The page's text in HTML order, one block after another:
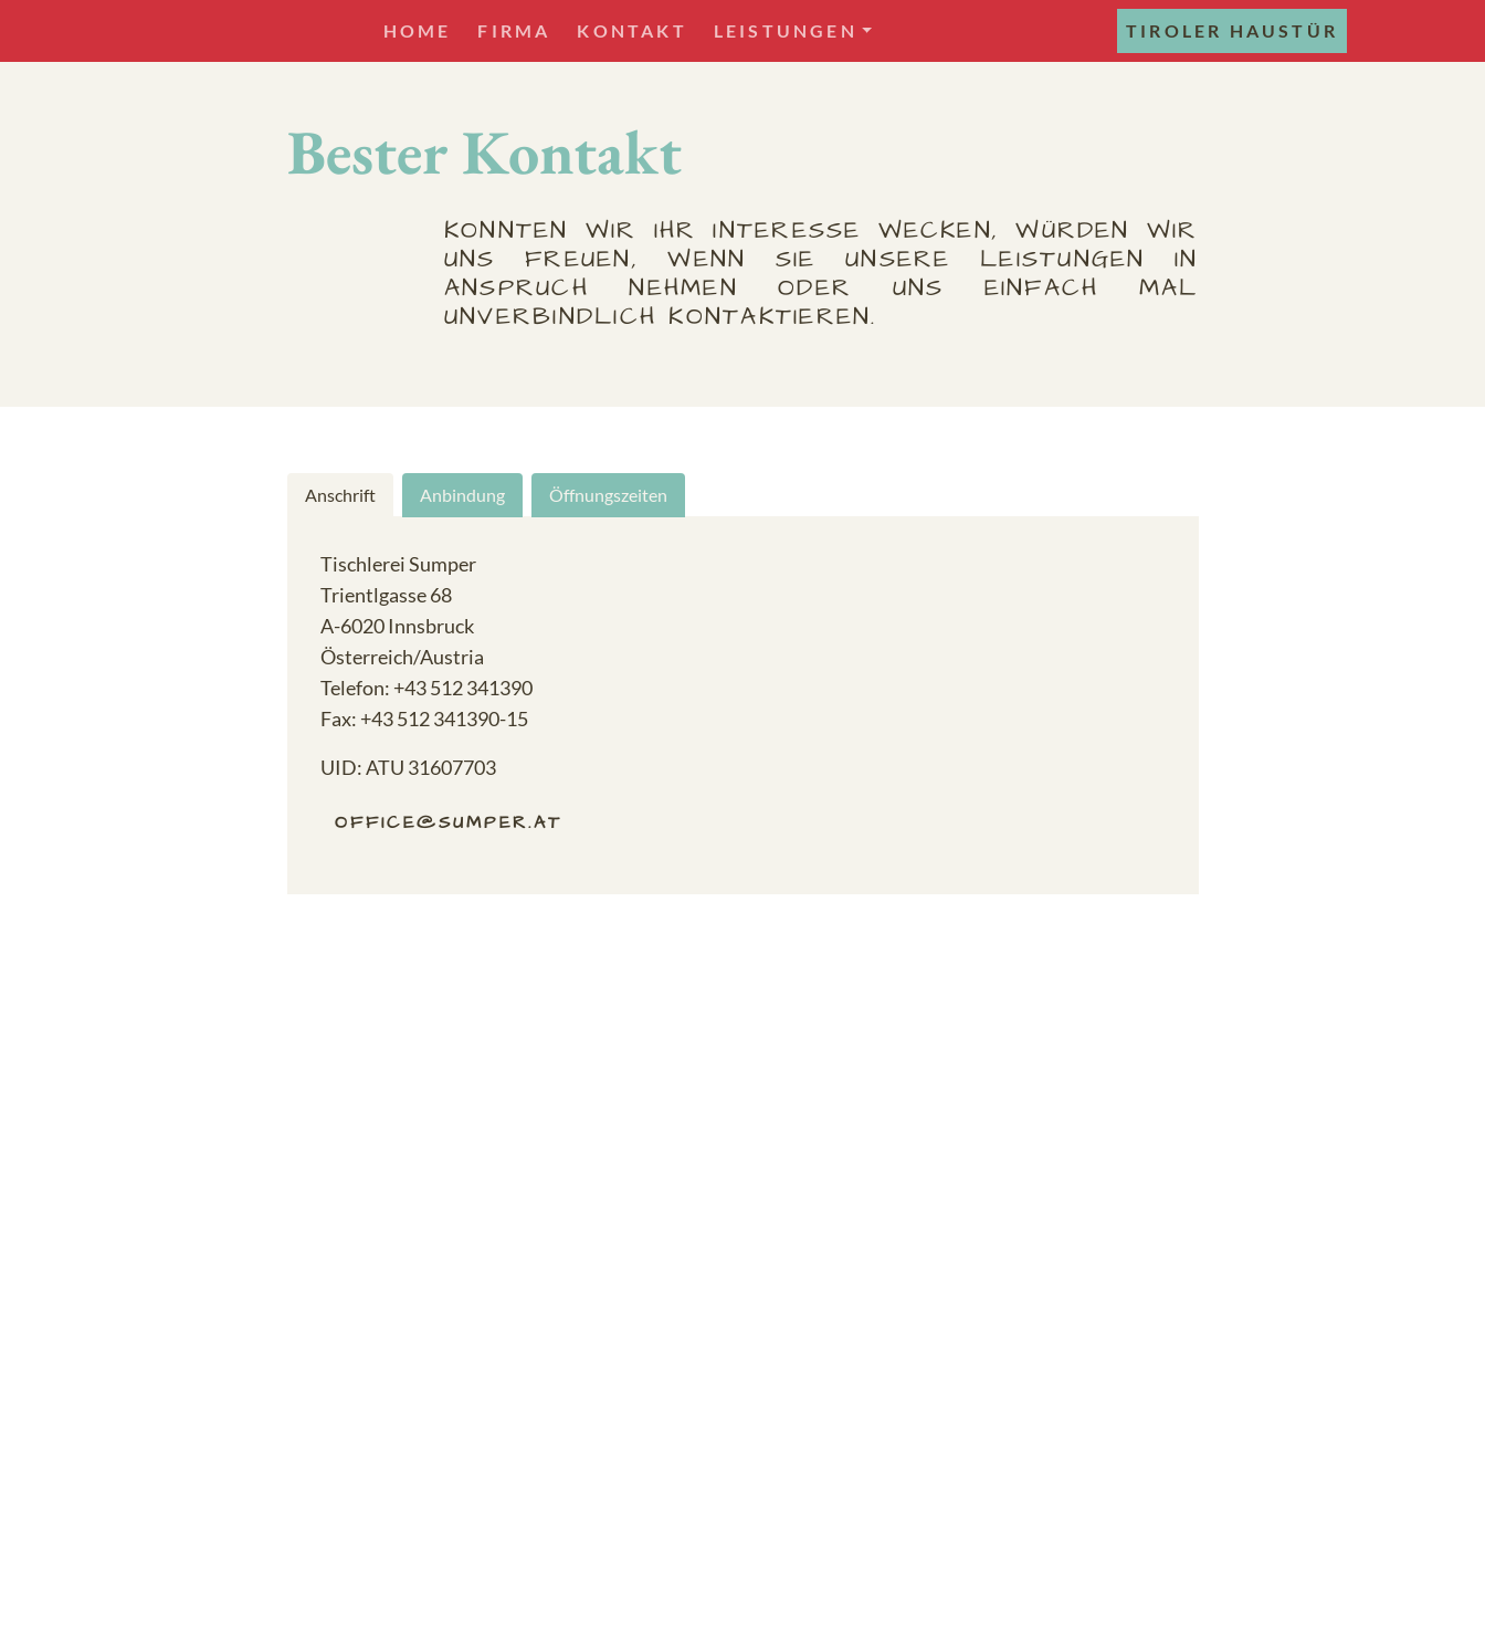
HOME FIRMA KONTAKT LEISTUNGEN TIROLER HAUSTÜR
Bester Kontakt
KONNTEN WIR IHR INTERESSE WECKEN, WÜRDEN WIR
UNS FREUEN, WENN SIE UNSERE LEISTUNGEN IN
ANSPRUCH NEHMEN ODER UNS EINFACH MAL
UNVERBINDLICH KONTAKTIEREN.
Anschrift Anbindung Öffnungszeiten
Tischlerei Sumper
Trientlgasse 68
A-6020 Innsbruck
Österreich/Austria
Telefon: +43 512 341390
Fax: +43 512 341390-15
UID: ATU 31607703
OFFICE@SUMPER.AT